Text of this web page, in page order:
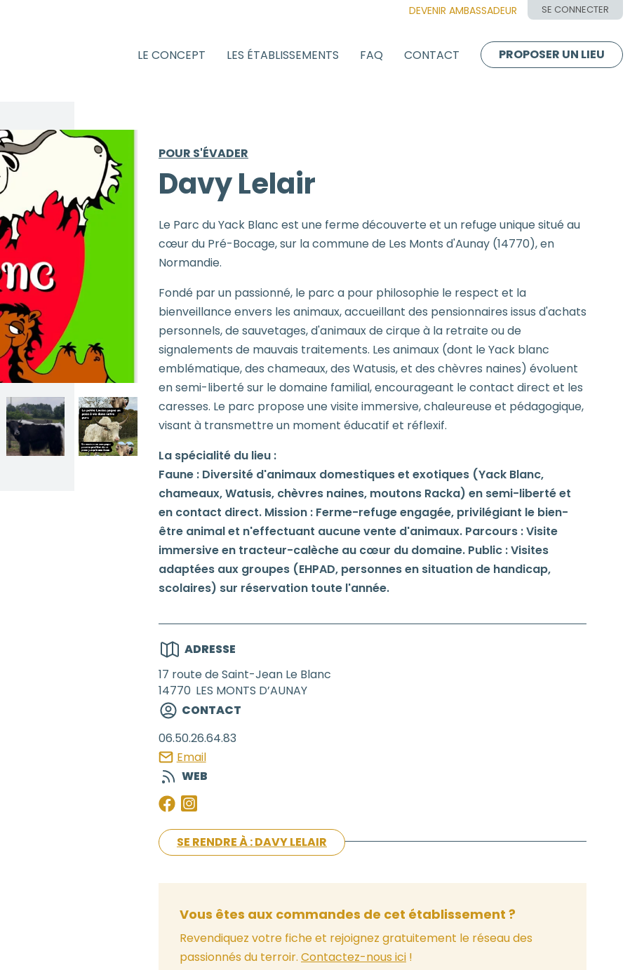
DEVENIR AMBASSADEUR SE CONNECTER
LE CONCEPT LES ÉTABLISSEMENTS FAQ CONTACT PROPOSER UN LIEU
POUR S'ÉVADER
Davy Lelair
Le Parc du Yack Blanc est une ferme découverte et un refuge unique situé au
cœur du Pré-Bocage, sur la commune de Les Monts d'Aunay (14770), en
Normandie.
Fondé par un passionné, le parc a pour philosophie le respect et la
bienveillance envers les animaux, accueillant des pensionnaires issus d'achats
personnels, de sauvetages, d'animaux de cirque à la retraite ou de
signalements de mauvais traitements. Les animaux (dont le Yack blanc
emblématique, des chameaux, des Watusis, et des chèvres naines) évoluent
en semi-liberté sur le domaine familial, encourageant le contact direct et les
caresses. Le parc propose une visite immersive, chaleureuse et pédagogique,
visant à transmettre un moment éducatif et réflexif.
La spécialité du lieu :
Faune : Diversité d'animaux domestiques et exotiques (Yack Blanc,
chameaux, Watusis, chèvres naines, moutons Racka) en semi-liberté et
en contact direct. Mission : Ferme-refuge engagée, privilégiant le bien-
être animal et n'effectuant aucune vente d'animaux. Parcours : Visite
immersive en tracteur-calèche au cœur du domaine. Public : Visites
adaptées aux groupes (EHPAD, personnes en situation de handicap,
scolaires) sur réservation toute l'année.
ADRESSE
17 route de Saint-Jean Le Blanc
14770 LES MONTS D’AUNAY
CONTACT
06.50.26.64.83
Email
WEB
SE RENDRE À : DAVY LELAIR
Vous êtes aux commandes de cet établissement ?
Revendiquez votre fiche et rejoignez gratuitement le réseau des
passionnés du terroir. Contactez-nous ici !